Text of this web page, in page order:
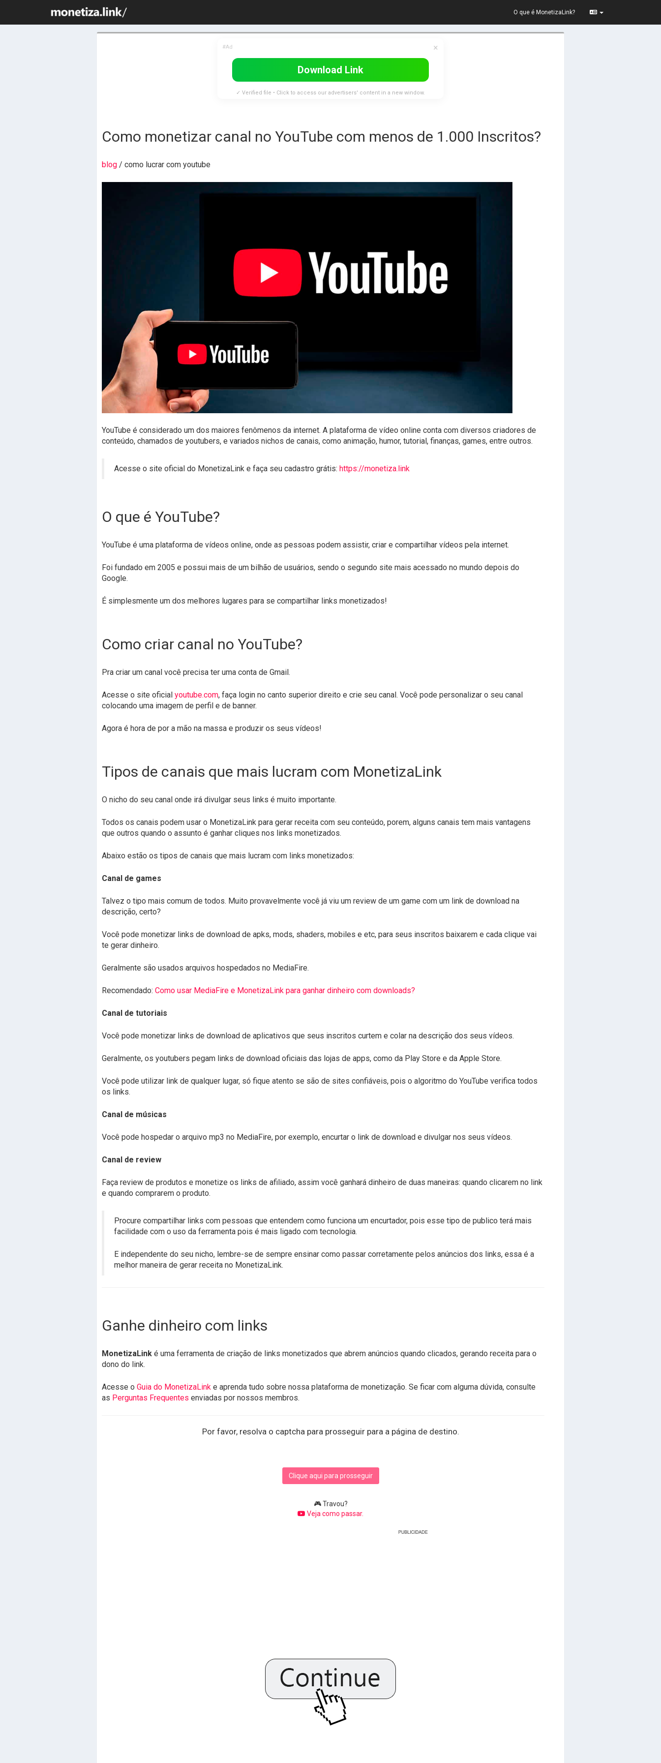
O que é MonetizaLink?
#Ad ×
Download Link
✓ Verified file • Click to access our advertisers' content in a new window.
Como monetizar canal no YouTube com menos de 1.000 Inscritos?
blog / como lucrar com youtube
YouTube é considerado um dos maiores fenômenos da internet. A plataforma de vídeo online conta com diversos criadores de
conteúdo, chamados de youtubers, e variados nichos de canais, como animação, humor, tutorial, finanças, games, entre outros.
Acesse o site oficial do MonetizaLink e faça seu cadastro grátis: https://monetiza.link
O que é YouTube?
YouTube é uma plataforma de vídeos online, onde as pessoas podem assistir, criar e compartilhar vídeos pela internet.
Foi fundado em 2005 e possui mais de um bilhão de usuários, sendo o segundo site mais acessado no mundo depois do
Google.
É simplesmente um dos melhores lugares para se compartilhar links monetizados!
Como criar canal no YouTube?
Pra criar um canal você precisa ter uma conta de Gmail.
Acesse o site oficial youtube.com, faça login no canto superior direito e crie seu canal. Você pode personalizar o seu canal
colocando uma imagem de perfil e de banner.
Agora é hora de por a mão na massa e produzir os seus vídeos!
Tipos de canais que mais lucram com MonetizaLink
O nicho do seu canal onde irá divulgar seus links é muito importante.
Todos os canais podem usar o MonetizaLink para gerar receita com seu conteúdo, porem, alguns canais tem mais vantagens
que outros quando o assunto é ganhar cliques nos links monetizados.
Abaixo estão os tipos de canais que mais lucram com links monetizados:
Canal de games
Talvez o tipo mais comum de todos. Muito provavelmente você já viu um review de um game com um link de download na
descrição, certo?
Você pode monetizar links de download de apks, mods, shaders, mobiles e etc, para seus inscritos baixarem e cada clique vai
te gerar dinheiro.
Geralmente são usados arquivos hospedados no MediaFire.
Recomendado: Como usar MediaFire e MonetizaLink para ganhar dinheiro com downloads?
Canal de tutoriais
Você pode monetizar links de download de aplicativos que seus inscritos curtem e colar na descrição dos seus vídeos.
Geralmente, os youtubers pegam links de download oficiais das lojas de apps, como da Play Store e da Apple Store.
Você pode utilizar link de qualquer lugar, só fique atento se são de sites confiáveis, pois o algoritmo do YouTube verifica todos
os links.
Canal de músicas
Você pode hospedar o arquivo mp3 no MediaFire, por exemplo, encurtar o link de download e divulgar nos seus vídeos.
Canal de review
Faça review de produtos e monetize os links de afiliado, assim você ganhará dinheiro de duas maneiras: quando clicarem no link
e quando comprarem o produto.
Procure compartilhar links com pessoas que entendem como funciona um encurtador, pois esse tipo de publico terá mais
facilidade com o uso da ferramenta pois é mais ligado com tecnologia.
E independente do seu nicho, lembre-se de sempre ensinar como passar corretamente pelos anúncios dos links, essa é a
melhor maneira de gerar receita no MonetizaLink.
Ganhe dinheiro com links
MonetizaLink é uma ferramenta de criação de links monetizados que abrem anúncios quando clicados, gerando receita para o
dono do link.
Acesse o Guia do MonetizaLink e aprenda tudo sobre nossa plataforma de monetização. Se ficar com alguma dúvida, consulte
as Perguntas Frequentes enviadas por nossos membros.
Por favor, resolva o captcha para prosseguir para a página de destino.
Clique aqui para prosseguir
🎮 Travou?
Veja como passar.